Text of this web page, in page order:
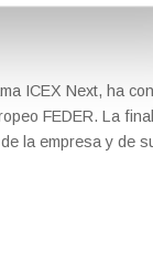
ICEX Next, ha
FEDER. La
la empresa y de